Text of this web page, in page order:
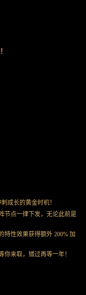
成长的黄金时机！
节点一律下发，无论此前是
特性效果获得额外 200% 加
来取，错过再等一年！